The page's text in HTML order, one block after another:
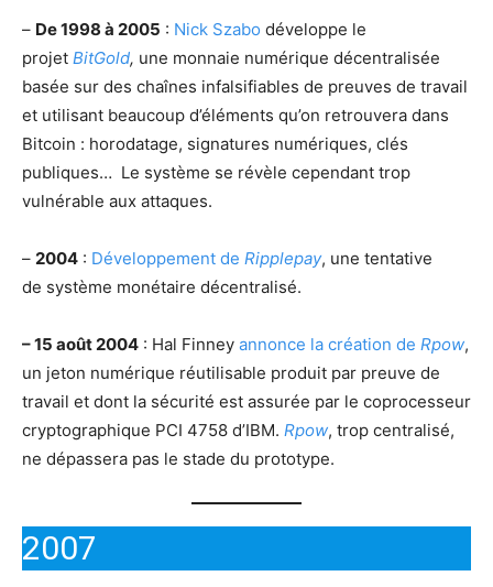
– De 1998 à 2005 : Nick Szabo développe le
projet BitGold, une monnaie numérique décentralisée
basée sur des chaînes infalsifiables de preuves de travail
et utilisant beaucoup d’éléments qu’on retrouvera dans
Bitcoin : horodatage, signatures numériques, clés
publiques… Le système se révèle cependant trop
vulnérable aux attaques.
– 2004 : Développement de Ripplepay, une tentative
de système monétaire décentralisé.
– 15 août 2004 : Hal Finney annonce la création de Rpow,
un jeton numérique réutilisable produit par preuve de
travail et dont la sécurité est assurée par le coprocesseur
cryptographique PCI 4758 d’IBM. Rpow, trop centralisé,
ne dépassera pas le stade du prototype.
2007